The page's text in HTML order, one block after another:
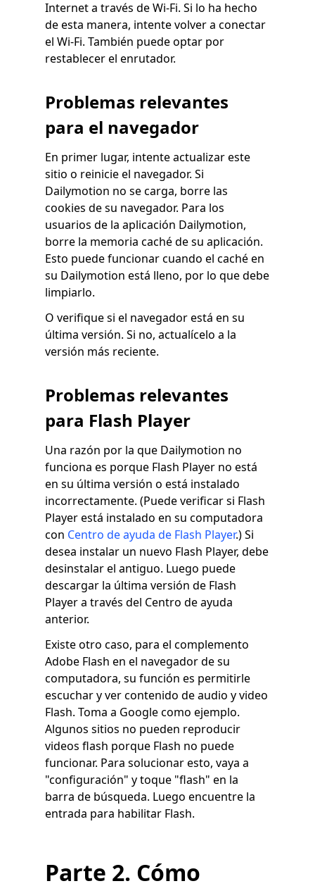
Internet a través de Wi-Fi. Si lo ha hecho
de esta manera, intente volver a conectar
el Wi-Fi. También puede optar por
restablecer el enrutador.
Problemas relevantes
para el navegador
En primer lugar, intente actualizar este
sitio o reinicie el navegador. Si
Dailymotion no se carga, borre las
cookies de su navegador. Para los
usuarios de la aplicación Dailymotion,
borre la memoria caché de su aplicación.
Esto puede funcionar cuando el caché en
su Dailymotion está lleno, por lo que debe
limpiarlo.
O verifique si el navegador está en su
última versión. Si no, actualícelo a la
versión más reciente.
Problemas relevantes
para Flash Player
Una razón por la que Dailymotion no
funciona es porque Flash Player no está
en su última versión o está instalado
incorrectamente. (Puede verificar si Flash
Player está instalado en su computadora
con Centro de ayuda de Flash Player.) Si
desea instalar un nuevo Flash Player, debe
desinstalar el antiguo. Luego puede
descargar la última versión de Flash
Player a través del Centro de ayuda
anterior.
Existe otro caso, para el complemento
Adobe Flash en el navegador de su
computadora, su función es permitirle
escuchar y ver contenido de audio y video
Flash. Toma a Google como ejemplo.
Algunos sitios no pueden reproducir
videos flash porque Flash no puede
funcionar. Para solucionar esto, vaya a
"configuración" y toque "flash" en la
barra de búsqueda. Luego encuentre la
entrada para habilitar Flash.
Parte 2. Cómo